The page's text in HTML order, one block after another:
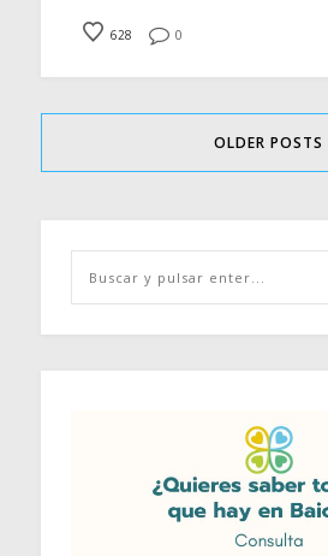
628 0
OLDER POSTS